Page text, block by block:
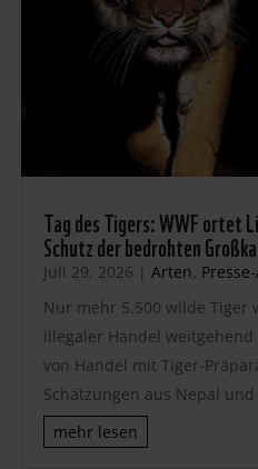
Tag des Tigers: WWF ortet
Schutz der bedrohten
Juli 29, 2026 | Arten,
Nur mehr 5.500 wilde Tiger
illegaler Handel
von Handel mit Tiger-
Schätzungen aus Nepal
mehr lesen